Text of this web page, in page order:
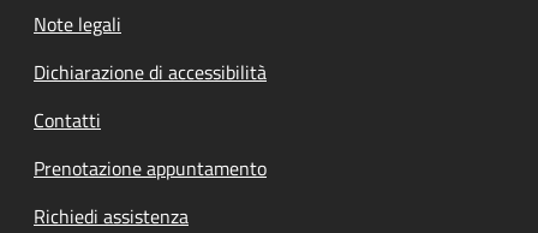
Note legali
Dichiarazione di accessibilità
Contatti
Prenotazione appuntamento
Richiedi assistenza